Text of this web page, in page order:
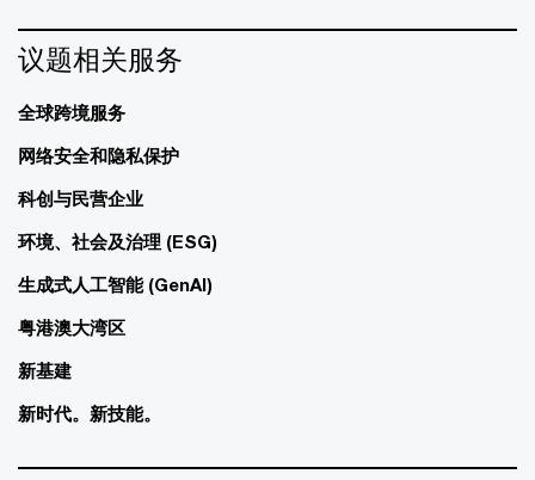
议题相关服务
全球跨境服务
网络安全和隐私保护
科创与民营企业
环境、社会及治理 (ESG)
生成式人工智能 (GenAI)
粤港澳大湾区
新基建
新时代。新技能。